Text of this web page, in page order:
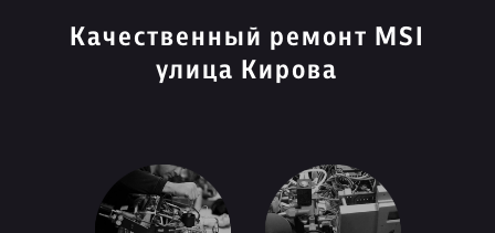
Качественный ремонт MSI
улица Кирова